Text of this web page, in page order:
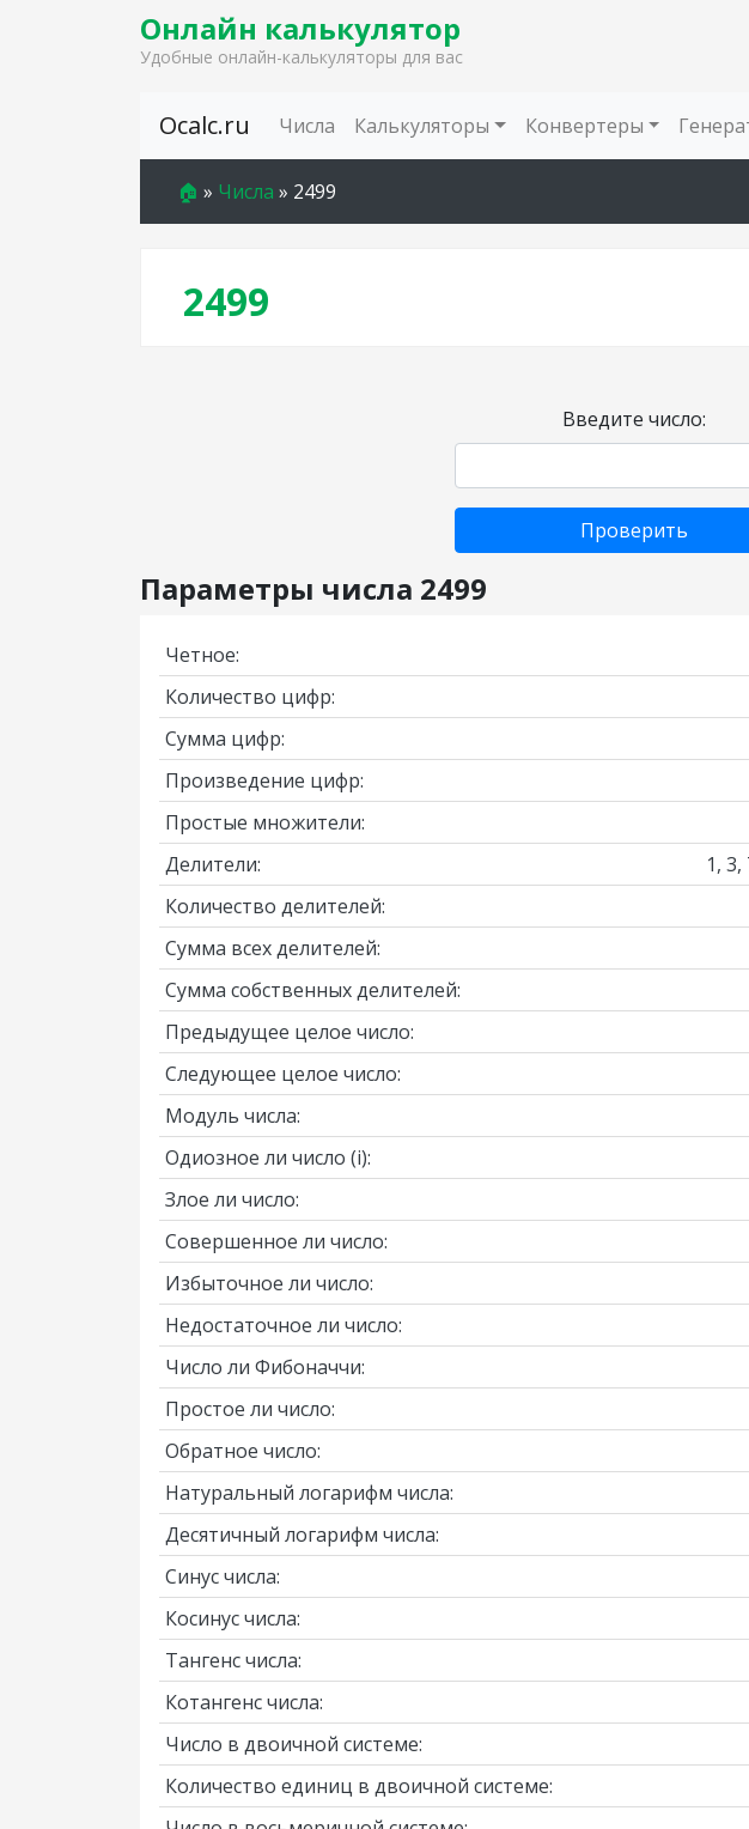
Онлайн калькулятор
Удобные онлайн-калькуляторы для вас
Ocalc.ru Числа Калькуляторы Конвертеры
🏠 » Числа » 2499
2499
Введите число:
Проверить
Параметры числа 2499
Четное:
Количество цифр:
Сумма цифр:
Произведение цифр:
Простые множители:
Делители:
1,
Количество делителей:
Сумма всех делителей:
Сумма собственных делителей:
Предыдущее целое число:
Следующее целое число:
Модуль числа:
Одиозное ли число (i):
Злое ли число:
Совершенное ли число:
Избыточное ли число:
Недостаточное ли число:
Число ли Фибоначчи:
Простое ли число:
Обратное число:
Натуральный логарифм числа:
Десятичный логарифм числа:
Синус числа:
Косинус числа:
Тангенс числа:
Котангенс числа:
Число в двоичной системе:
Количество единиц в двоичной системе: